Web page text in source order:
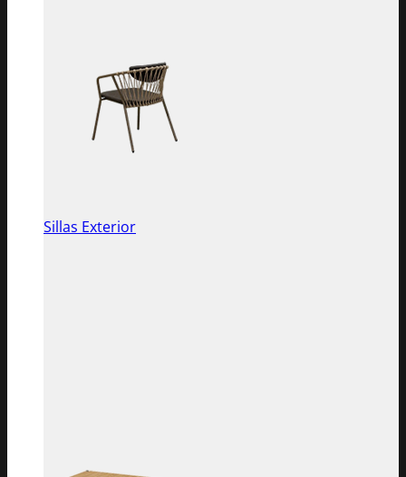
Sillas Exterior